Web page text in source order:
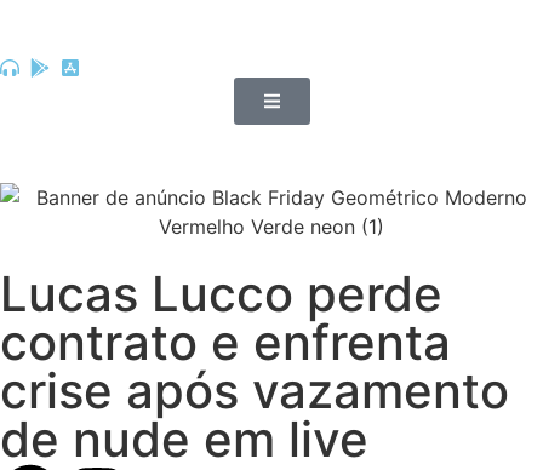
Lucas Lucco perde
contrato e enfrenta
crise após vazamento
de nude em live